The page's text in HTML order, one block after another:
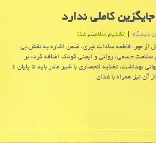
کاملی ندارد
دیدگاه | تغذیه,سلامت,غذا
از مهر، فاطمه سادات نیری، ضمن اشاره به نقش بی
سلامت جسمی، روانی و ایمنی کودک اضافه کرد: بر
مبنای سفارش سازمان جهانی بهداشت، تغذیه انحصاری با شیر مادر باید تا پایان ۶
آن نیز همراه با غذای